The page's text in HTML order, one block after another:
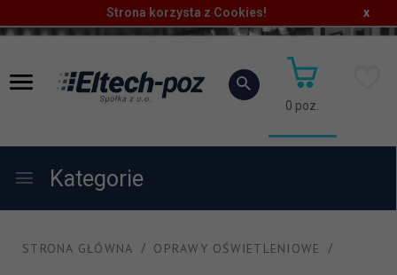
Strona korzysta z Cookies! x
0 poz.
Kategorie
STRONA GŁÓWNA OPRAWY OŚWIETLENIOWE